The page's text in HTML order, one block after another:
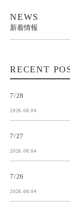
NEWS
新着情報
RECENT
7/28
2026.08.04
7/27
2026.08.04
7/26
2026.08.04